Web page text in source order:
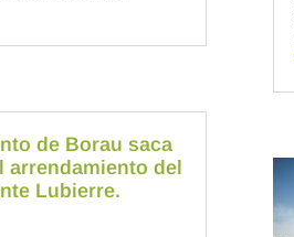
de Borau saca
arrendamiento del
Lubierre.